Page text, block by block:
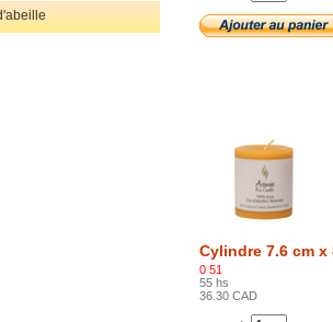
Cylindre 7.6 cm x
0 51
55 hs
36.30 CAD